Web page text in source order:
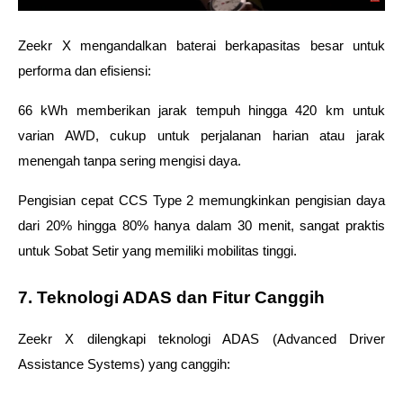
Zeekr X mengandalkan baterai berkapasitas besar untuk
performa dan efisiensi:
66 kWh memberikan jarak tempuh hingga 420 km untuk
varian AWD, cukup untuk perjalanan harian atau jarak
menengah tanpa sering mengisi daya.
Pengisian cepat CCS Type 2 memungkinkan pengisian daya
dari 20% hingga 80% hanya dalam 30 menit, sangat praktis
untuk Sobat Setir yang memiliki mobilitas tinggi.
7. Teknologi ADAS dan Fitur Canggih
Zeekr X dilengkapi teknologi ADAS (Advanced Driver
Assistance Systems) yang canggih: